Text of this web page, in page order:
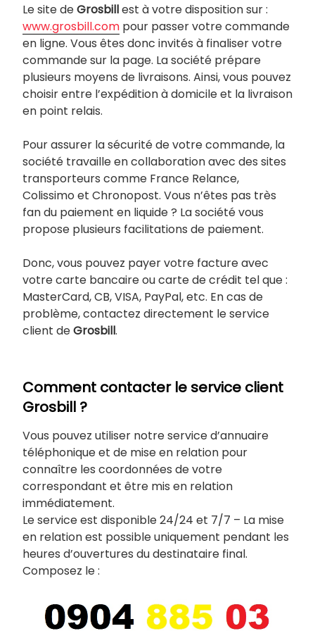
Le site deGrosbillest à votre disposition sur :
www.grosbill.com pour passer votre commande
en ligne. Vous êtes donc invités à finaliser votre
commande sur la page. La société prépare
plusieurs moyens de livraisons. Ainsi, vous pouvez
choisir entre l’expédition à domicile et la livraison
en point relais.
Pour assurer la sécurité de votre commande, la
société travaille en collaboration avec des sites
transporteurs comme France Relance,
Colissimo et Chronopost. Vous n’êtes pas très
fan du paiement en liquide ? La société vous
propose plusieurs facilitations de paiement.
Donc, vous pouvez payer votre facture avec
votre carte bancaire ou carte de crédit tel que :
MasterCard, CB, VISA, PayPal, etc. En cas de
problème, contactez directement le service
client deGrosbill.
Comment contacter le service client
Grosbill ?
Vous pouvez utiliser notre service d’annuaire
téléphonique et de mise en relation pour
connaître les coordonnées de votre
correspondant et être mis en relation
immédiatement.
Le service est disponible 24/24 et 7/7 – La mise
en relation est possible uniquement pendant les
heures d’ouvertures du destinataire final.
Composez le :